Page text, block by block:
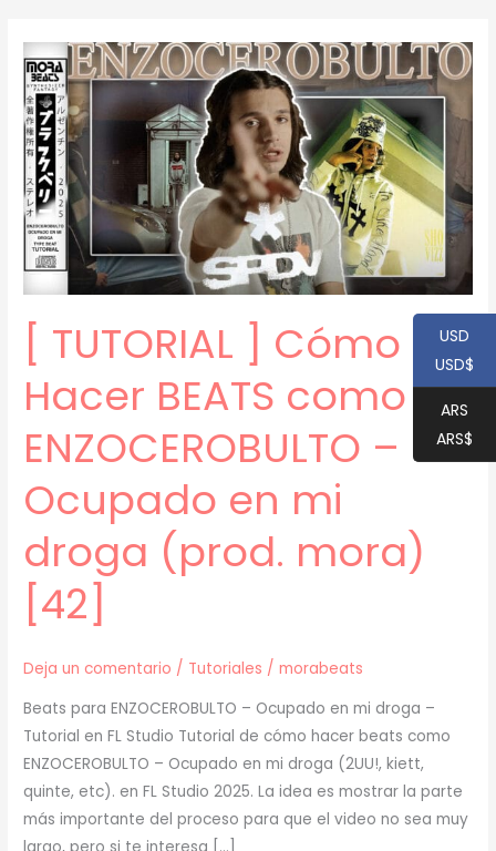
[ TUTORIAL ] Cómo
Hacer BEATS como
ENZOCEROBULTO –
Ocupado en mi
droga (prod. mora)
[42]
Deja un comentario / Tutoriales /morabeats
Beats para ENZOCEROBULTO – Ocupado en mi droga –
Tutorial en FL Studio Tutorial de cómo hacer beats como
ENZOCEROBULTO – Ocupado en mi droga (2UU!, kiett,
quinte, etc). en FL Studio 2025. La idea es mostrar la parte
más importante del proceso para que el video no sea muy
USD
USD$
ARS
ARS$